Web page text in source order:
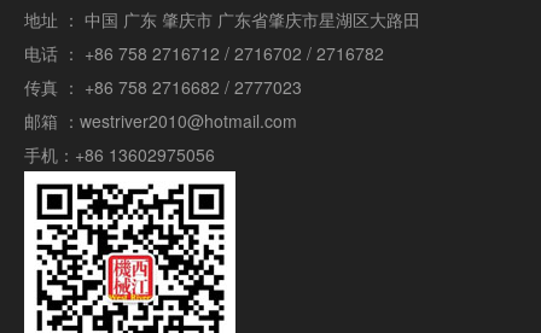
地址 ： 中国 广东 肇庆市 广东省肇庆市星湖区大路田
电话 ： +86 758 2716712 / 2716702 / 2716782
传真 ： +86 758 2716682 / 2777023
邮箱 ： westriver2010@hotmail.com
手机： +86 13602975056